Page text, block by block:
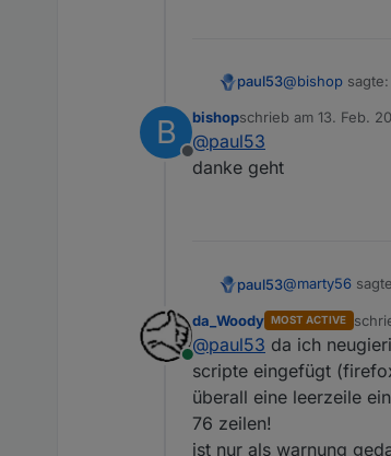
paul53@bishop
B
Offline
bishopschrieb am 13. Feb.
zuletzt editiert von
@paul53
danke geht
paul53@marty56
Man kann das
Anschließend
Online
da_Woody MOST ACTIVE
@paul53 da ich
scripte eingefügt
überall eine leerzeile
76 zeilen!
ist nur als warnung